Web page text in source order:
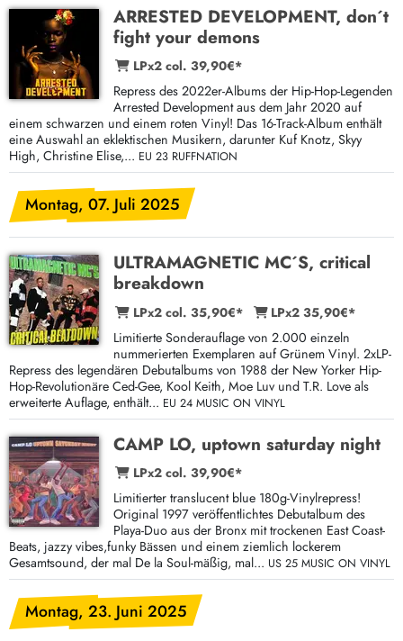
ARRESTED DEVELOPMENT, don´t
fight your demons
LPx2 col. 39,90€*
Repress des 2022er-Albums der Hip-Hop-Legenden
Arrested Development aus dem Jahr 2020 auf
einem schwarzen und einem roten Vinyl! Das 16-Track-Album enthält
eine Auswahl an eklektischen Musikern, darunter Kuf Knotz, Skyy
High, Christine Elise,... EU 23 RUFFNATION
Montag, 07. Juli 2025
ULTRAMAGNETIC MC´S, critical
breakdown
LPx2 col. 35,90€*
LPx2 35,90€*
Limitierte Sonderauflage von 2.000 einzeln
nummerierten Exemplaren auf Grünem Vinyl. 2xLP-
Repress des legendären Debutalbums von 1988 der New Yorker Hip-
Hop-Revolutionäre Ced-Gee, Kool Keith, Moe Luv und T.R. Love als
erweiterte Auflage, enthält... EU 24 MUSIC ON VINYL
CAMP LO, uptown saturday night
LPx2 col. 39,90€*
Limitierter translucent blue 180g-Vinylrepress!
Original 1997 veröffentlichtes Debutalbum des
Playa-Duo aus der Bronx mit trockenen East Coast-
Beats, jazzy vibes,funky Bässen und einem ziemlich lockerem
Gesamtsound, der mal De la Soul-mäßig, mal... US 25 MUSIC ON VINYL
Montag, 23. Juni 2025